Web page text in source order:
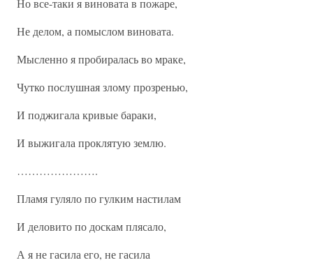
Но все-таки я виновата в пожаре,
Не делом, а помыслом виновата.
Мысленно я пробиралась во мраке,
Чутко послушная злому прозренью,
И поджигала кривые бараки,
И выжигала проклятую землю.
………………….
Пламя гуляло по гулким настилам
И деловито по доскам плясало,
А я не гасила его, не гасила